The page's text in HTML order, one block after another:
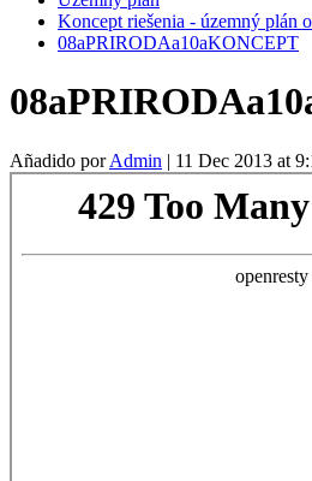
Koncept riešenia - územný plán
08aPRIRODAa10aKONCEPT
Añadido porAdmin | 11 Dec 2013 at